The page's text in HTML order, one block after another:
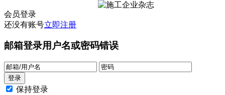
会员登录
还没有账号立即注册
邮箱登录用户名或密码错误
保持登录